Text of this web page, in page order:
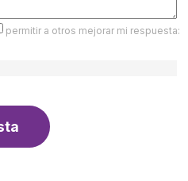
permitir a otros mejorar mi respuesta: